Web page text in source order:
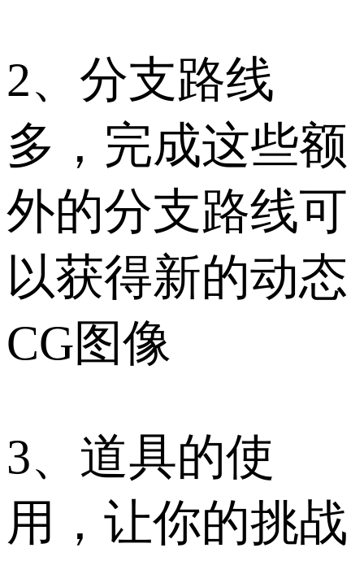
2、分支路线
多，完成这些额
外的分支路线可
以获得新的动态
CG图像
3、道具的使
用，让你的挑战